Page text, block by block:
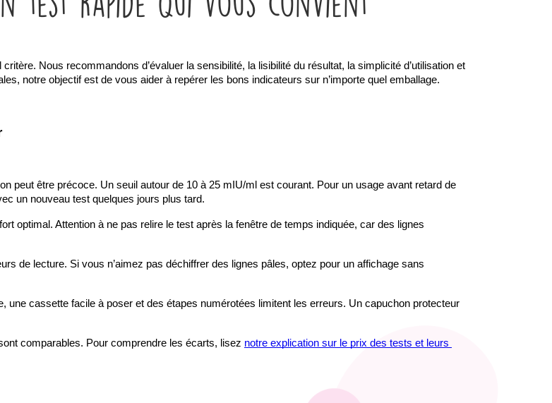
Nous recommandons d’évaluer la sensibilité, la lisibilité du résultat, la simplicité d’utilisation et
notre objectif est de vous aider à repérer les bons indicateurs sur n’importe quel emballage.
peut être précoce. Un seuil autour de 10 à 25 mIU/ml est courant. Pour un usage avant retard de
un nouveau test quelques jours plus tard.
optimal. Attention à ne pas relire le test après la fenêtre de temps indiquée, car des lignes
de lecture. Si vous n’aimez pas déchiffrer des lignes pâles, optez pour un affichage sans
une cassette facile à poser et des étapes numérotées limitent les erreurs. Un capuchon protecteur
comparables. Pour comprendre les écarts, lisez notre explication sur le prix des tests et leurs